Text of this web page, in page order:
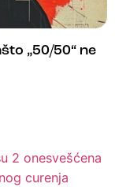
„50/50“ ne